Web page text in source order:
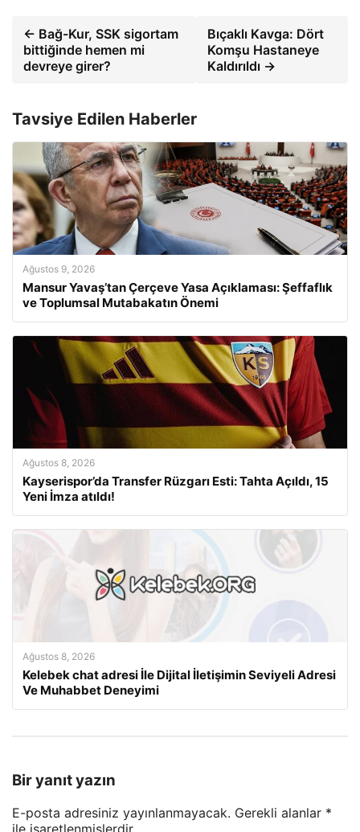
← Bağ-Kur, SSK sigortam
bittiğinde hemen mi
devreye girer?
Bıçaklı Kavga: Dört
Komşu Hastaneye
Kaldırıldı →
Tavsiye Edilen Haberler
Ağustos 9, 2026
Mansur Yavaş’tan Çerçeve Yasa Açıklaması: Şeffaflık
ve Toplumsal Mutabakatın Önemi
Ağustos 8, 2026
Kayserispor’da Transfer Rüzgarı Esti: Tahta Açıldı, 15
Yeni İmza atıldı!
Ağustos 8, 2026
Kelebek chat adresi İle Dijital İletişimin Seviyeli Adresi
Ve Muhabbet Deneyimi
Bir yanıt yazın
E-posta adresiniz yayınlanmayacak. Gerekli alanlar *